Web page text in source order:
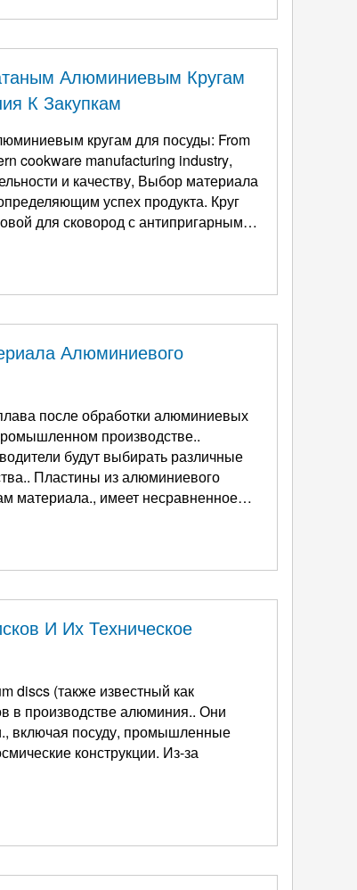
Алюминиевым Кругам
К Закупкам
кругам для посуды: From
cookware manufacturing industry,
и качеству, Выбор материала
успех продукта. Круг
для сковород с антипригарным
Алюминиевого
после обработки алюминиевых
производстве..
будут выбирать различные
Пластины из алюминиевого
материала., имеет несравненное
И Их Техническое
discs (также известный как
в производстве алюминия.. Они
включая посуду, промышленные
конструкции. Из-за